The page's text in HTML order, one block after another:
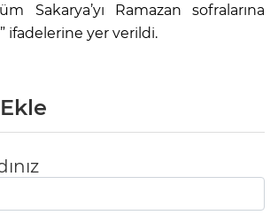
Sakarya’yı Ramazan sofralarına
ifadelerine yer verildi.